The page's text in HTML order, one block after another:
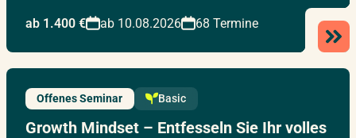
ab 1.400 € ab 10.08.2026 68 Termine
Offenes Seminar Basic
Growth Mindset – Entfesseln Sie Ihr volles